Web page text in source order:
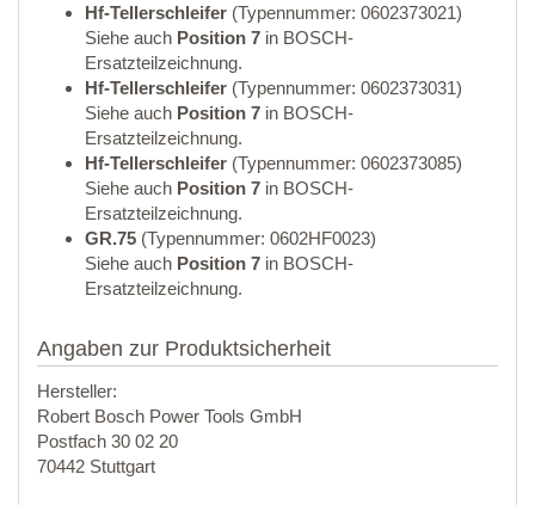
Hf-Tellerschleifer (Typennummer: 0602373021)
Siehe auch Position 7 in BOSCH-
Ersatzteilzeichnung.
Hf-Tellerschleifer (Typennummer: 0602373031)
Siehe auch Position 7 in BOSCH-
Ersatzteilzeichnung.
Hf-Tellerschleifer (Typennummer: 0602373085)
Siehe auch Position 7 in BOSCH-
Ersatzteilzeichnung.
GR.75 (Typennummer: 0602HF0023)
Siehe auch Position 7 in BOSCH-
Ersatzteilzeichnung.
Angaben zur Produktsicherheit
Hersteller:
Robert Bosch Power Tools GmbH
Postfach 30 02 20
70442 Stuttgart